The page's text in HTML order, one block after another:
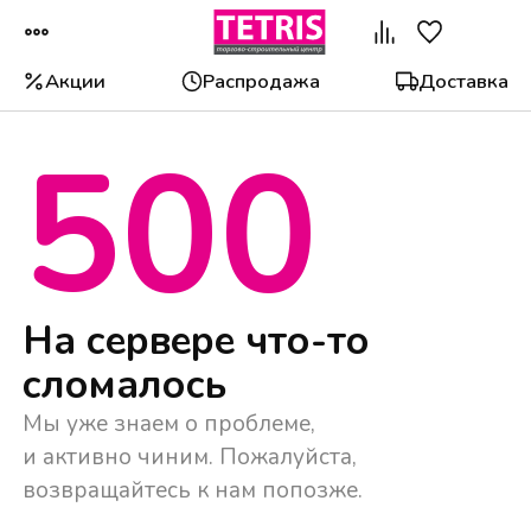
Акции Распродажа Доставка
500
На сервере что-то
сломалось
Мы уже знаем о проблеме,
и активно чиним. Пожалуйста,
возвращайтесь к нам попозже.